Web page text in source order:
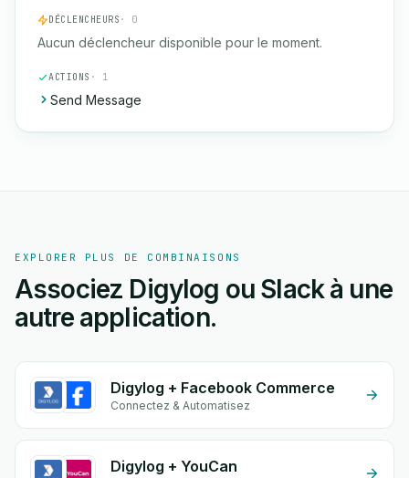
DÉCLENCHEURS · 0
Aucun déclencheur disponible pour le moment.
ACTIONS · 1
Send Message
EXPLORER PLUS DE COMBINAISONS
Associez Digylog ou Slack à une
autre application.
Digylog + Facebook Commerce
Connectez & Automatisez
Digylog + YouCan